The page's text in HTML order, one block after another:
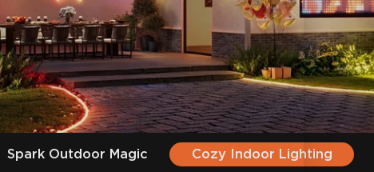
Spark Outdoor Magic Cozy Indoor Lighting